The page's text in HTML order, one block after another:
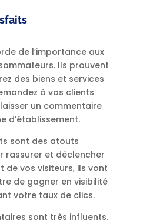
de l’importance aux
Ils prouvent
des biens et services
à vos clients
un commentaire
d’établissement.
sont des atouts
rassurer et déclencher
de vos visiteurs, ils vont
de gagner en visibilité
votre taux de clics.
sont très influents.